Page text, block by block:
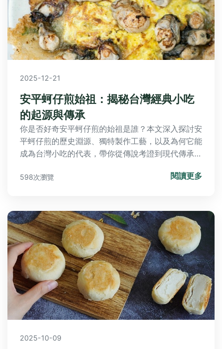
2025-12-21
安平蚵仔煎始祖：揭秘台灣經典小吃
的起源與傳承
你是否好奇安平蚵仔煎的始祖是誰？本文深入探討安
平蚵仔煎的歷史淵源、獨特製作工藝，以及為何它能
成為台灣小吃的代表，帶你從傳說考證到現代傳承，
598次瀏覽 閱讀更多
2025-10-09